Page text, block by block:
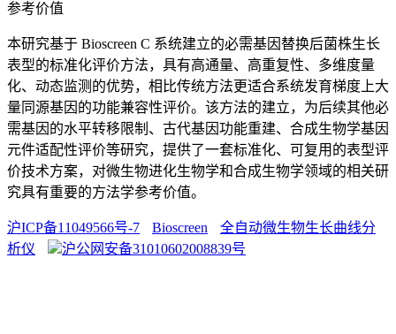
参考价值
本研究基于 Bioscreen C 系统建立的必需基因替换后菌株生长
表型的标准化评价方法，具有高通量、高重复性、多维度量
化、动态监测的优势，相比传统方法更适合系统发育梯度上大
量同源基因的功能兼容性评价。该方法的建立，为后续其他必
需基因的水平转移限制、古代基因功能重建、合成生物学基因
元件适配性评价等研究，提供了一套标准化、可复用的表型评
价技术方案，对微生物进化生物学和合成生物学领域的相关研
究具有重要的方法学参考价值。
沪ICP备11049566号-7 Bioscreen
全自动微生物生长曲线分
析仪
沪公网安备31010602008839号